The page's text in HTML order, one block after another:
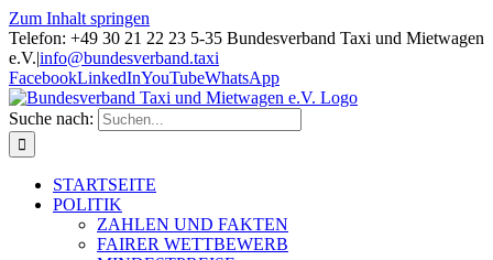
Zum Inhalt springen
Telefon: +49 30 21 22 23 5-35 Bundesverband Taxi und Mietwagen
e.V.|info@bundesverband.taxi
FacebookLinkedInYouTubeWhatsApp
Suche nach:
STARTSEITE
POLITIK
ZAHLEN UND FAKTEN
FAIRER WETTBEWERB